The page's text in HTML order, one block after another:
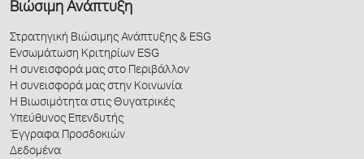
Βιώσιμη Ανάπτυξη
Στρατηγική Βιώσιμης Ανάπτυξης & ESG
Ενσωμάτωση Κριτηρίων ESG
Η συνεισφορά μας στο Περιβάλλον
Η συνεισφορά μας στην Κοινωνία
Η Βιωσιμότητα στις Θυγατρικές
Υπεύθυνος Επενδυτής
Έγγραφα Προσδοκιών
Δεδομένα